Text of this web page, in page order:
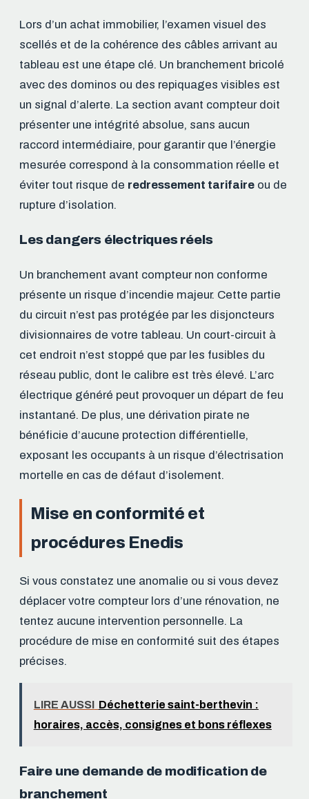
Lors d’un achat immobilier, l’examen visuel des
scellés et de la cohérence des câbles arrivant au
tableau est une étape clé. Un branchement bricolé
avec des dominos ou des repiquages visibles est
un signal d’alerte. La section avant compteur doit
présenter une intégrité absolue, sans aucun
raccord intermédiaire, pour garantir que l’énergie
mesurée correspond à la consommation réelle et
éviter tout risque de redressement tarifaire ou de
rupture d’isolation.
Les dangers électriques réels
Un branchement avant compteur non conforme
présente un risque d’incendie majeur. Cette partie
du circuit n’est pas protégée par les disjoncteurs
divisionnaires de votre tableau. Un court-circuit à
cet endroit n’est stoppé que par les fusibles du
réseau public, dont le calibre est très élevé. L’arc
électrique généré peut provoquer un départ de feu
instantané. De plus, une dérivation pirate ne
bénéficie d’aucune protection différentielle,
exposant les occupants à un risque d’électrisation
mortelle en cas de défaut d’isolement.
Mise en conformité et
procédures Enedis
Si vous constatez une anomalie ou si vous devez
déplacer votre compteur lors d’une rénovation, ne
tentez aucune intervention personnelle. La
procédure de mise en conformité suit des étapes
précises.
LIRE AUSSI Déchetterie saint-berthevin :
horaires, accès, consignes et bons réflexes
Faire une demande de modification de
branchement